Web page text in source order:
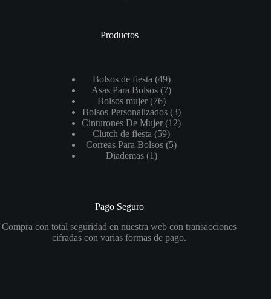
Productos
Bolsos de fiesta 4949
productos
Asas Para Bolsos 77
Bolsos mujer 7676
productos
Bolsos Personalizados 33
productos
Cinturones De Mujer 1212
Clutch de fiesta 5959
productos
Correas Para Bolsos 55
Diademas 11
Pago Seguro
Compra con total seguridad en nuestra web con transacciones
cifradas con varias formas de pago.